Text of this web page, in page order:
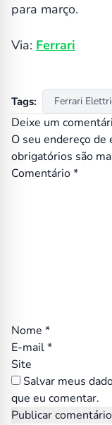
para março.
Via: Ferrari
Tags: Ferrari
Deixe um
O seu endereço de
obrigatórios são
Comentário*
Nome *
E-mail*
Site
Salvar meus
que eu comentar.